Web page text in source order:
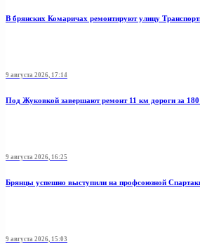
В брянских Комаричах ремонтируют улицу
9 августа 2026, 17:14
Под Жуковкой завершают ремонт 11 км дороги за
9 августа 2026, 16:25
Брянцы успешно выступили на профсоюзной
9 августа 2026, 15:03